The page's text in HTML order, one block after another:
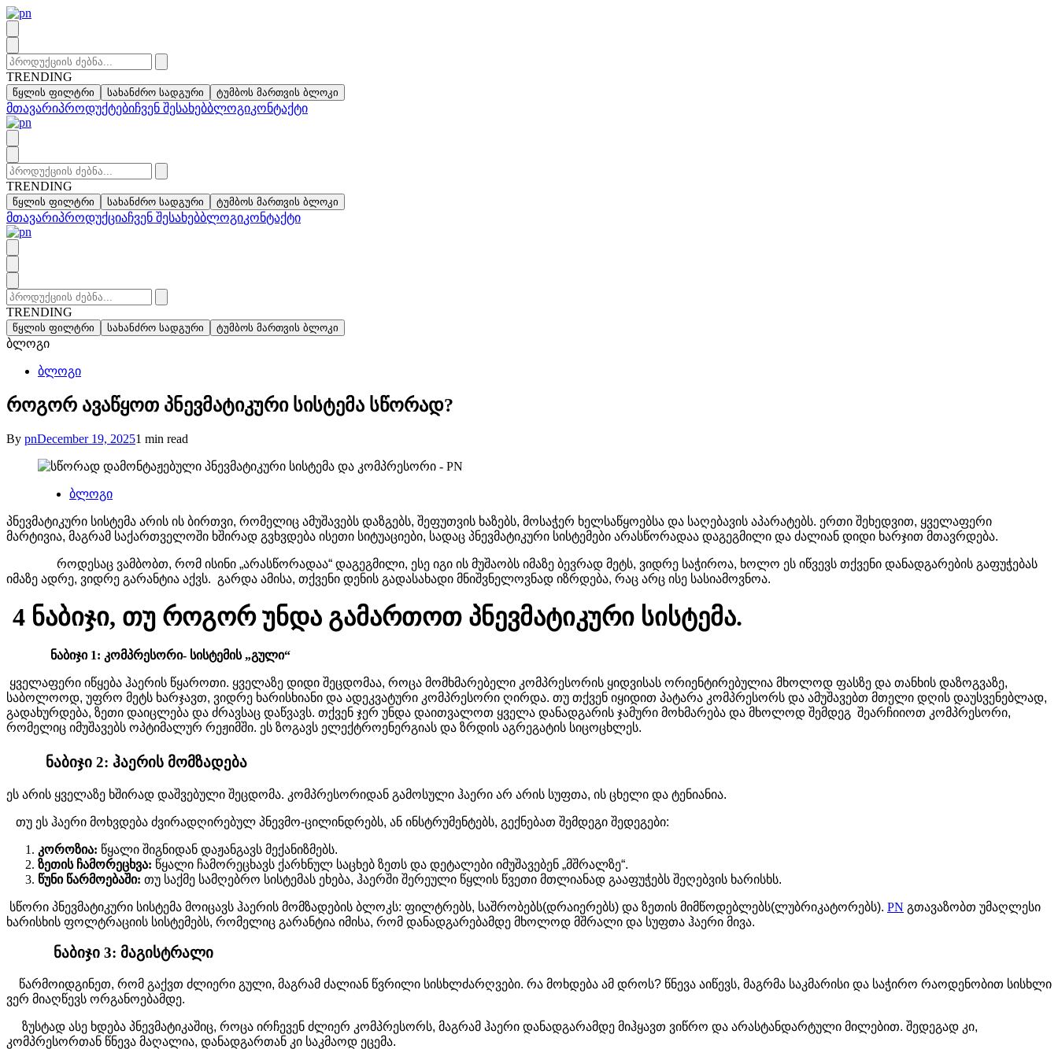
Skip
to
content
Search
for:
TRENDING
წყლის ფილტრი სახანძრო სადგური ტუმბოს მართვის ბლოკი
მთავარიპროდუქტებიჩვენ შესახებბლოგიკონტაქტი
Search
for:
TRENDING
წყლის ფილტრი სახანძრო სადგური ტუმბოს მართვის ბლოკი
მთავარიპროდუქციაჩვენ შესახებბლოგიკონტაქტი
Search
for:
TRENDING
წყლის ფილტრი სახანძრო სადგური ტუმბოს მართვის ბლოკი
ბლოგი
Postedბლოგი
როგორ ავაწყოთ პნევმატიკური სისტემა სწორად?
By pnDecember 19, 20251 min read
Postedბლოგი
პნევმატიკური სისტემა არის ის ბირთვი, რომელიც ამუშავებს დაზგებს, შეფუთვის ხაზებს, მოსაჭერ ხელსაწყოებსა და საღებავის აპარატებს. ერთი შეხედვით, ყველაფერი
მარტივია, მაგრამ საქართველოში ხშირად გვხვდება ისეთი სიტუაციები, სადაც პნევმატიკური სისტემები არასწორადაა დაგეგმილი და ძალიან დიდი ხარჯით მთავრდება.
როდესაც ვამბობთ, რომ ისინი „არასწორადაა“ დაგეგმილი, ესე იგი ის მუშაობს იმაზე ბევრად მეტს, ვიდრე საჭიროა, ხოლო ეს იწვევს თქვენი დანადგარების გაფუჭებას
იმაზე ადრე, ვიდრე გარანტია აქვს. გარდა ამისა, თქვენი დენის გადასახადი მნიშვნელოვნად იზრდება, რაც არც ისე სასიამოვნოა.
4 ნაბიჯი, თუ როგორ უნდა გამართოთ პნევმატიკური სისტემა.
ნაბიჯი 1: კომპრესორი- სისტემის „გული“
ყველაფერი იწყება ჰაერის წყაროთი. ყველაზე დიდი შეცდომაა, როცა მომხმარებელი კომპრესორის ყიდვისას ორიენტირებულია მხოლოდ ფასზე და თანხის დაზოგვაზე,
საბოლოოდ, უფრო მეტს ხარჯავთ, ვიდრე ხარისხიანი და ადეკვატური კომპრესორი ღირდა. თუ თქვენ იყიდით პატარა კომპრესორს და ამუშავებთ მთელი დღის დაუსვენებლად,
გადახურდება, ზეთი დაიცლება და ძრავსაც დაწვავს. თქვენ ჯერ უნდა დაითვალოთ ყველა დანადგარის ჯამური მოხმარება და მხოლოდ შემდეგ შეარჩიიოთ კომპრესორი,
რომელიც იმუშავებს ოპტიმალურ რეჟიმში. ეს ზოგავს ელექტროენერგიას და ზრდის აგრეგატის სიცოცხლეს.
ნაბიჯი 2: ჰაერის მომზადება
ეს არის ყველაზე ხშირად დაშვებული შეცდომა. კომპრესორიდან გამოსული ჰაერი არ არის სუფთა, ის ცხელი და ტენიანია.
თუ ეს ჰაერი მოხვდება ძვირადღირებულ პნევმო-ცილინდრებს, ან ინსტრუმენტებს, გექნებათ შემდეგი შედეგები:
კოროზია: წყალი შიგნიდან დაჟანგავს მექანიზმებს.
ზეთის ჩამორეცხვა: წყალი ჩამორეცხავს ქარხნულ საცხებ ზეთს და დეტალები იმუშავებენ „მშრალზე“.
წუნი წარმოებაში: თუ საქმე სამღებრო სისტემას ეხება, ჰაერში შერეული წყლის წვეთი მთლიანად გააფუჭებს შეღებვის ხარისხს.
სწორი პნევმატიკური სისტემა მოიცავს ჰაერის მომზადების ბლოკს: ფილტრებს, საშრობებს(დრაიერებს) და ზეთის მიმწოდებლებს(ლუბრიკატორებს). PN გთავაზობთ უმაღლესი
ხარისხის ფოლტრაციის სისტემებს, რომელიც გარანტია იმისა, რომ დანადგარებამდე მხოლოდ მშრალი და სუფთა ჰაერი მივა.
ნაბიჯი 3: მაგისტრალი
წარმოიდგინეთ, რომ გაქვთ ძლიერი გული, მაგრამ ძალიან წვრილი სისხლძარღვები. რა მოხდება ამ დროს? წნევა აიწევს, მაგრმა საკმარისი და საჭირო რაოდენობით სისხლი
ვერ მიაღწევს ორგანოებამდე.
ზუსტად ასე ხდება პნევმატიკაშიც, როცა ირჩევენ ძლიერ კომპრესორს, მაგრამ ჰაერი დანადგარამდე მიჰყავთ ვიწრო და არასტანდარტული მილებით. შედეგად კი,
კომპრესორთან წნევა მაღალია, დანადგართან კი საკმაოდ ეცემა.